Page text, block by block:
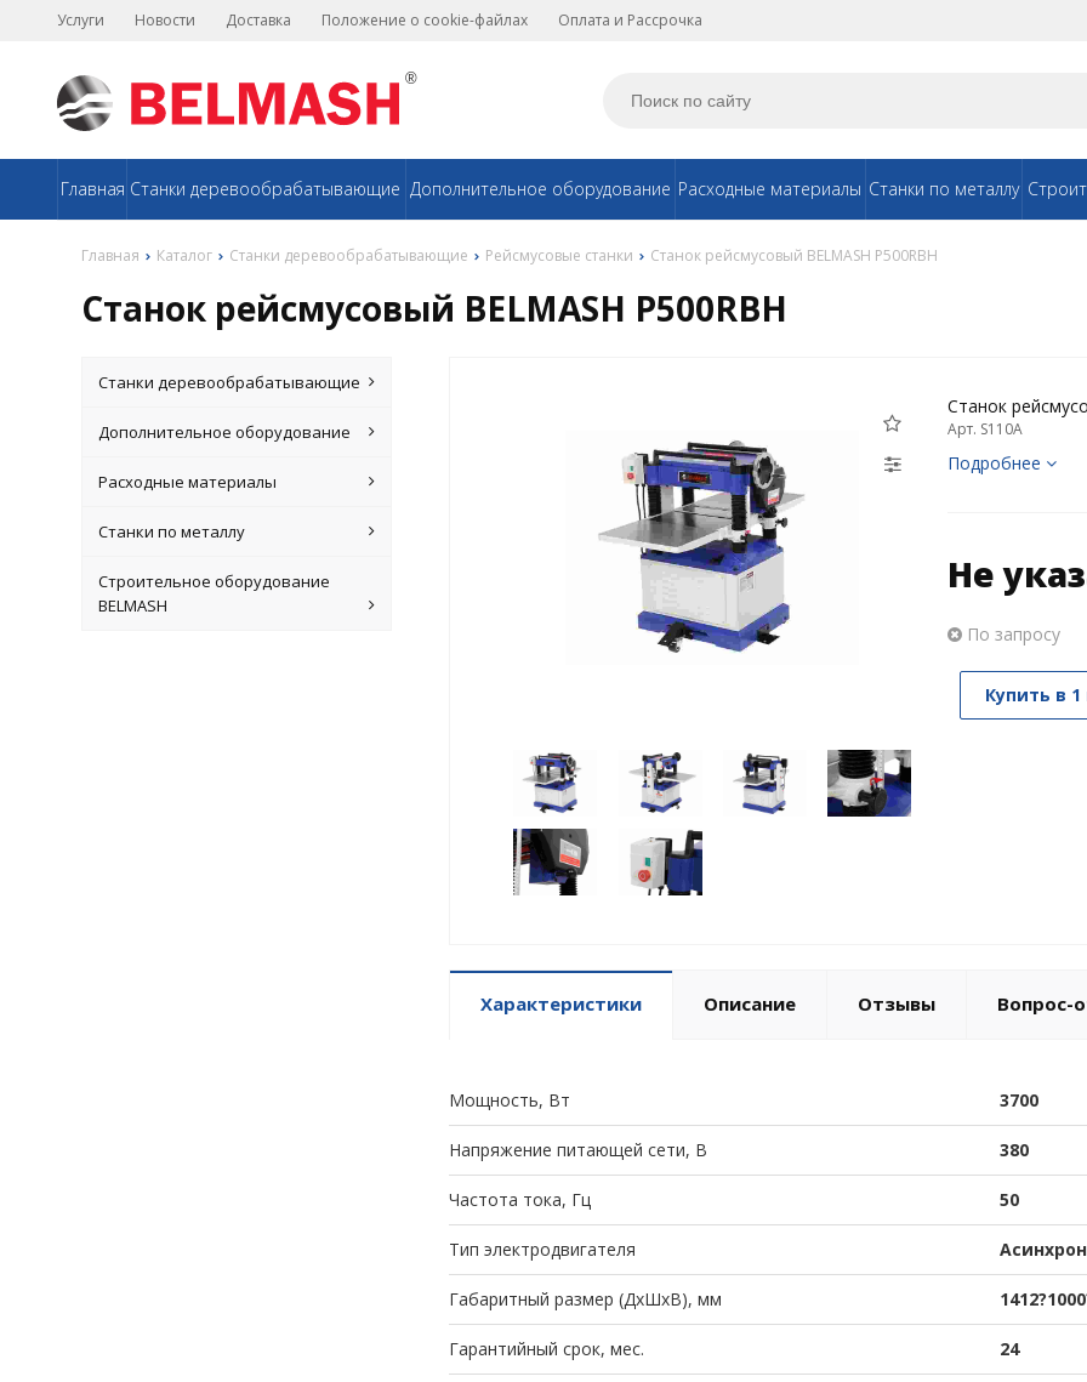
Услуги Новости Доставка Положение о cookie-файлах Оплата и Рассрочка
Главная Станки деревообрабатывающие Дополнительное оборудование Расходные материалы Станки по металлу
Главная Каталог Станки деревообрабатывающие Рейсмусовые станки Станок рейсмусовый BELMASH P500RBH
Станок рейсмусовый BELMASH P500RBH
Станки деревообрабатывающие
Дополнительное оборудование
Расходные материалы
Станки по металлу
Строительное оборудование
BELMASH
Станок
Арт. S110A
Подробнее
Не
По запросу
Купить в 1
Характеристики Описание Отзывы Вопрос-
Мощность, Вт 3700
Напряжение питающей сети, В 380
Частота тока, Гц 50
Тип электродвигателя
Габаритный размер (ДхШхВ), мм
Гарантийный срок, мес. 24